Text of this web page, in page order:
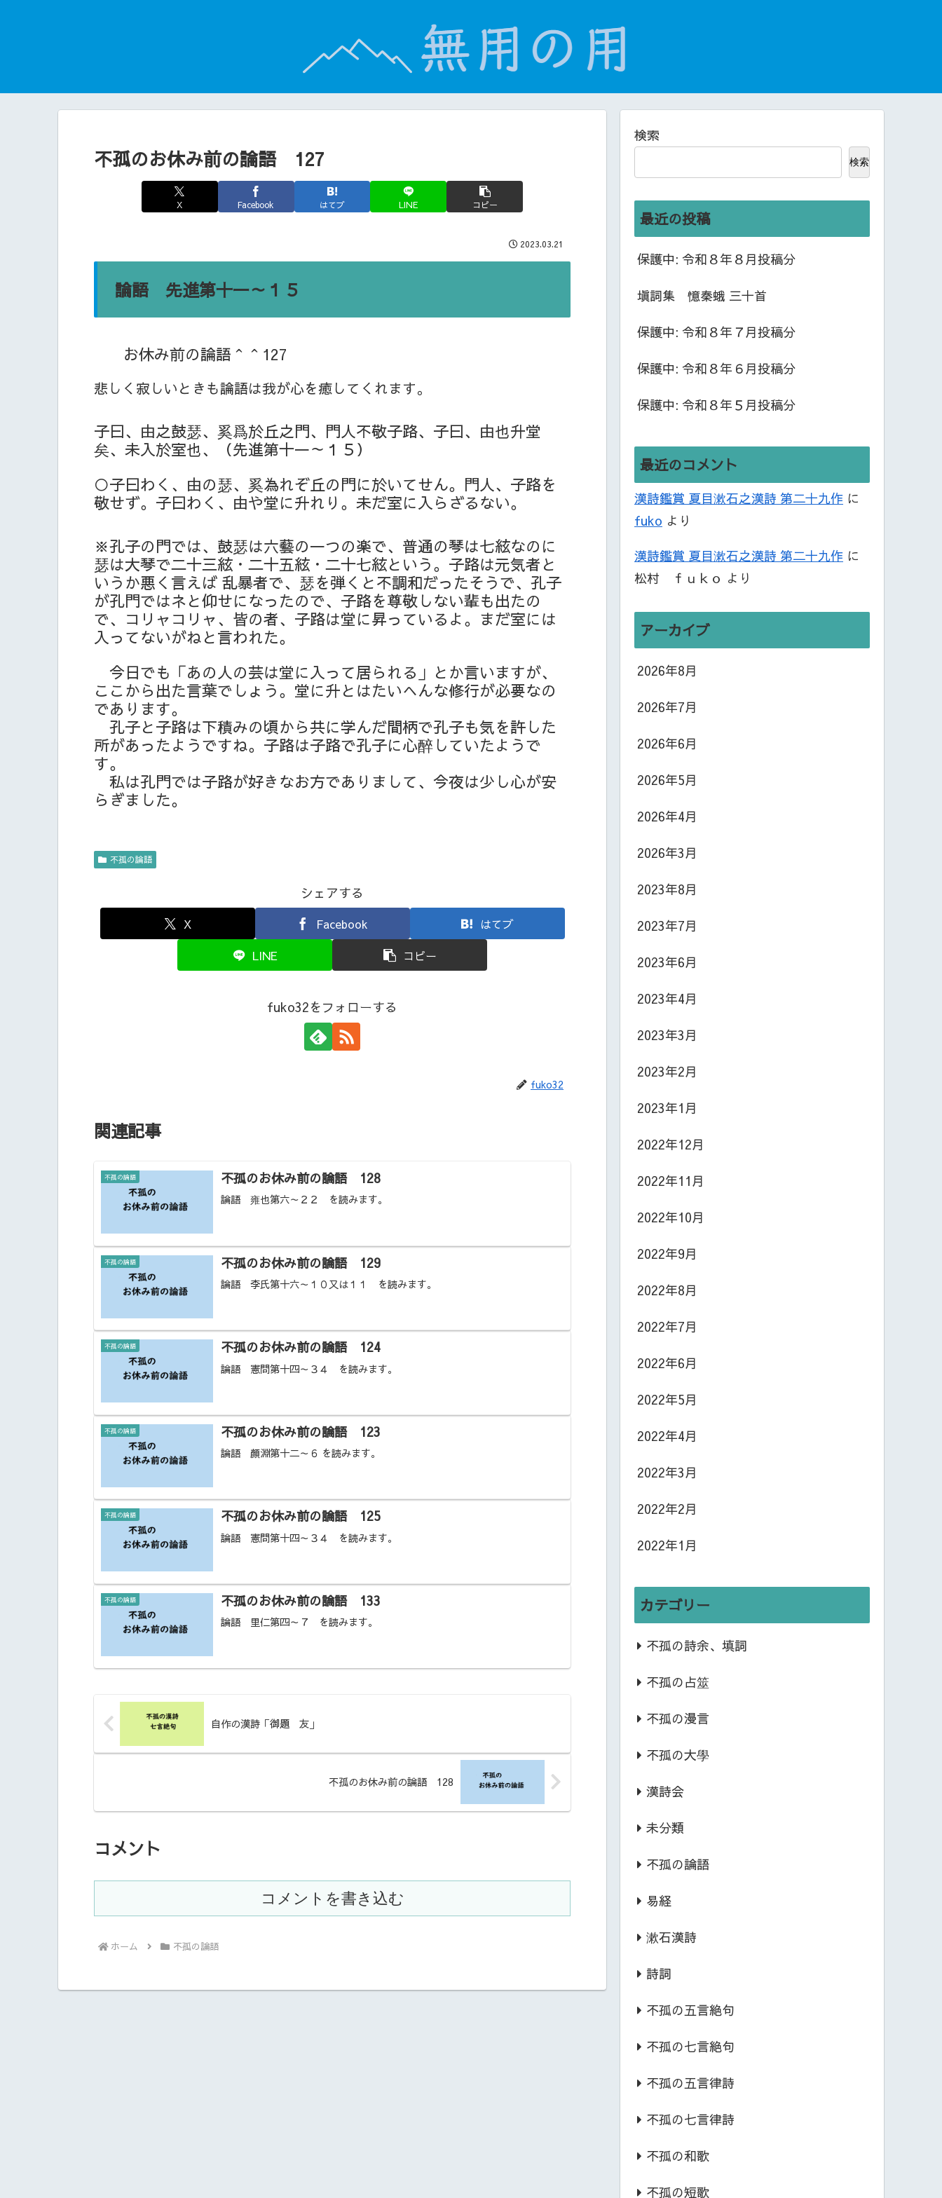
不孤のお休み前の論語 127
X Facebook はてブ LINE コピー
2023.03.21
論語 先進第十一～１５
お休み前の論語＾＾127
悲しく寂しいときも論語は我が心を癒してくれます。
子曰、由之鼓瑟、奚爲於丘之門、門人不敬子路、子曰、由也升堂
矣、未入於室也、（先進第十一～１５）
○子曰わく、由の瑟、奚為れぞ丘の門に於いてせん。門人、子路を
敬せず。子曰わく、由や堂に升れり。未だ室に入らざるない。
※孔子の門では、鼓瑟は六藝の一つの楽で、普通の琴は七絃なのに
瑟は大琴で二十三絃・二十五絃・二十七絃という。子路は元気者と
いうか悪く言えば 乱暴者で、瑟を弾くと不調和だったそうで、孔子
が孔門ではネと仰せになったので、子路を尊敬しない輩も出たの
で、コリャコリャ、皆の者、子路は堂に昇っているよ。まだ室には
入ってないがねと言われた。
今日でも「あの人の芸は堂に入って居られる」とか言いますが、
ここから出た言葉でしょう。堂に升とはたいへんな修行が必要なの
であります。
孔子と子路は下積みの頃から共に学んだ間柄で孔子も気を許した
所があったようですね。子路は子路で孔子に心醉していたようで
す。
私は孔門では子路が好きなお方でありまして、今夜は少し心が安
らぎました。
不孤の論語
シェアする
X Facebook はてブ
LINE コピー
fuko32をフォローする
fuko32
関連記事
不孤の論語 不孤のお休み前の論語 128
論語 雍也第六～２２ を読みます。
不孤の論語 不孤のお休み前の論語 129
論語 李氏第十六～１０又は１１ を読みます。
不孤の論語 不孤のお休み前の論語 124
論語 憲問第十四～３４ を読みます。
不孤の論語 不孤のお休み前の論語 123
論語 顏淵第十二～６ を読みます。
不孤の論語 不孤のお休み前の論語 125
論語 憲問第十四～３４ を読みます。
不孤の論語 不孤のお休み前の論語 133
論語 里仁第四～７ を読みます。
自作の漢詩「御題 友」
不孤のお休み前の論語 128
コメント
コメントを書き込む
ホーム 不孤の論語
検索
検索
最近の投稿
保護中: 令和８年８月投稿分
塡詞集 憶秦蛾 三十首
保護中: 令和８年７月投稿分
保護中: 令和８年６月投稿分
保護中: 令和８年５月投稿分
最近のコメント
漢詩鑑賞 夏目漱石之漢詩 第二十九作 に
fuko より
漢詩鑑賞 夏目漱石之漢詩 第二十九作 に
松村 ｆｕｋｏ より
アーカイブ
2026年8月
2026年7月
2026年6月
2026年5月
2026年4月
2026年3月
2023年8月
2023年7月
2023年6月
2023年4月
2023年3月
2023年2月
2023年1月
2022年12月
2022年11月
2022年10月
2022年9月
2022年8月
2022年7月
2022年6月
2022年5月
2022年4月
2022年3月
2022年2月
2022年1月
カテゴリー
不孤の詩余、填詞
不孤の占筮
不孤の漫言
不孤の大學
漢詩会
未分類
不孤の論語
易経
漱石漢詩
詩詞
不孤の五言絶句
不孤の七言絶句
不孤の五言律詩
不孤の七言律詩
不孤の和歌
不孤の短歌